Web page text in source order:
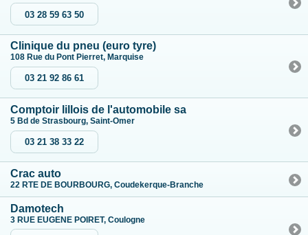
03 28 59 63 50
Clinique du pneu (euro tyre)
108 Rue du Pont Pierret, Marquise
03 21 92 86 61
Comptoir lillois de l'automobile sa
5 Bd de Strasbourg, Saint-Omer
03 21 38 33 22
Crac auto
22 RTE DE BOURBOURG, Coudekerque-Branche
Damotech
3 RUE EUGENE POIRET, Coulogne